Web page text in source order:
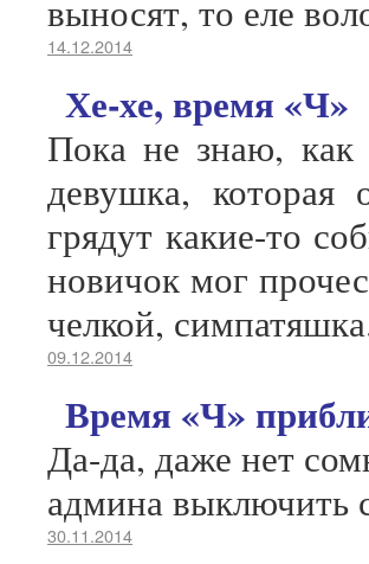
выносят, то еле
14.12.2014
Хе-хе, время «Ч»
Пока не знаю, как
девушка,
грядут какие-то
новичок мог
челкой,
09.12.2014
Время «Ч»
Да-да, даже нет
админа выключить
30.11.2014